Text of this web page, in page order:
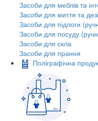
Засоби для меблів та
Засоби для миття та
Засоби для підлоги
Засоби для посуду
Засоби для скла
Засоби для прання
Поліграфічна